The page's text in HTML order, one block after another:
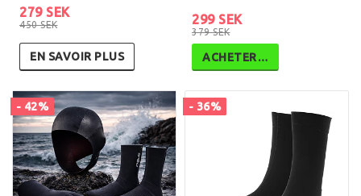
450 SEK
279 SEK
EN SAVOIR PLUS
379 SEK
299 SEK
ACHETER…
- 42% - 36%